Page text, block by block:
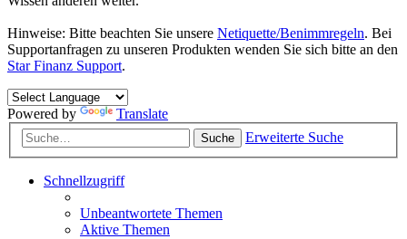
Hinweise: Bitte beachten Sie unsere Netiquette/Benimmregeln. Bei
Supportanfragen zu unseren Produkten wenden Sie sich bitte an den
Star Finanz Support.
Powered by Translate
Suche Erweiterte Suche
Schnellzugriff
Unbeantwortete Themen
Aktive Themen